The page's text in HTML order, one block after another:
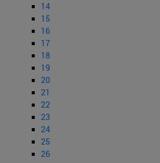
14
15
16
17
18
19
20
21
22
23
24
25
26